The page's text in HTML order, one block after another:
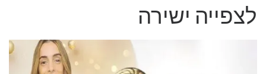
לצפייה ישירה